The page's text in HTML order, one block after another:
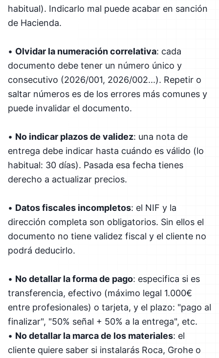
habitual). Indicarlo mal puede acabar en sanción
de Hacienda.
• Olvidar la numeración correlativa: cada
documento debe tener un número único y
consecutivo (2026/001, 2026/002...). Repetir o
saltar números es de los errores más comunes y
puede invalidar el documento.
• No indicar plazos de validez: una nota de
entrega debe indicar hasta cuándo es válido (lo
habitual: 30 días). Pasada esa fecha tienes
derecho a actualizar precios.
• Datos fiscales incompletos: el NIF y la
dirección completa son obligatorios. Sin ellos el
documento no tiene validez fiscal y el cliente no
podrá deducirlo.
• No detallar la forma de pago: especifica si es
transferencia, efectivo (máximo legal 1.000€
entre profesionales) o tarjeta, y el plazo: "pago al
finalizar", "50% señal + 50% a la entrega", etc.
• No detallar la marca de los materiales: el
cliente quiere saber si instalarás Roca, Grohe o